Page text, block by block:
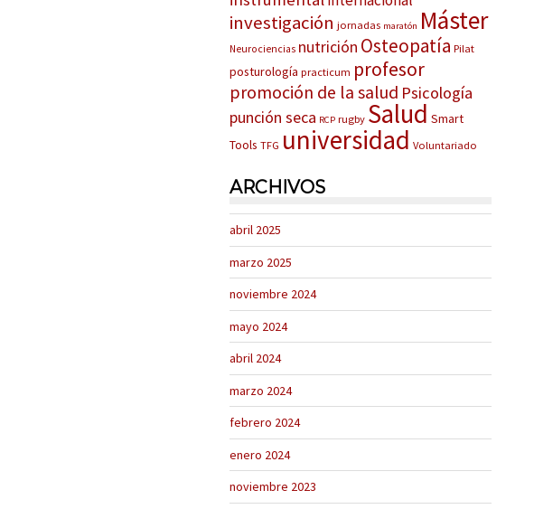
investigación jornadas maratón Máster
Neurociencias nutrición Osteopatía Pilat
posturología practicum profesor
promoción de la salud Psicología
punción seca RCP rugby Salud Smart
Tools TFG universidad Voluntariado
ARCHIVOS
abril 2025
marzo 2025
noviembre 2024
mayo 2024
abril 2024
marzo 2024
febrero 2024
enero 2024
noviembre 2023